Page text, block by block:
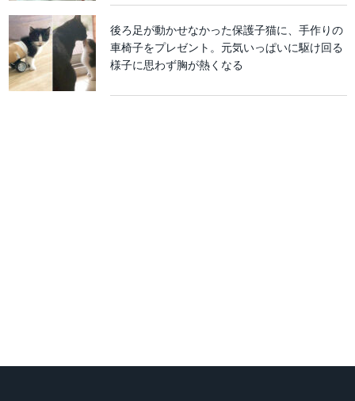
後ろ足が動かせなかった保護子猫に、手作りの
車椅子をプレゼント。元気いっぱいに駆け回る
様子に思わず胸が熱くなる